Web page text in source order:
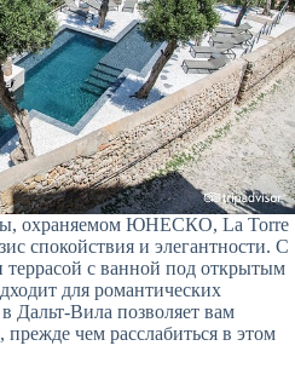
охраняемом ЮНЕСКО, La Torre
спокойствия и элегантности. С
с ванной под открытым
для романтических
Дальт-Вила позволяет вам
прежде чем расслабиться в этом